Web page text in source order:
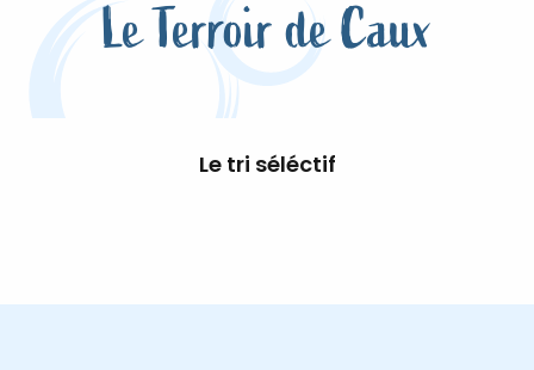
Le Terroir de Caux
Le tri séléctif